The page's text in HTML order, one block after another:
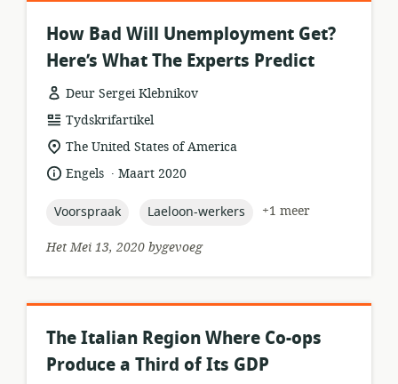
How Bad Will Unemployment Get?
Here’s What The Experts Predict
Deur Sergei Klebnikov
hulpbronformaat:
Tydskrifartikel
ligging
van
relevansie:
The United States of America
taal:Engels .
datumMaart 2020
topic:
Voorspraak topic:
Laeloon-werkers
+1 meer
Het Mei 13, 2020 bygevoeg
The Italian Region Where Co-ops
Produce a Third of Its GDP